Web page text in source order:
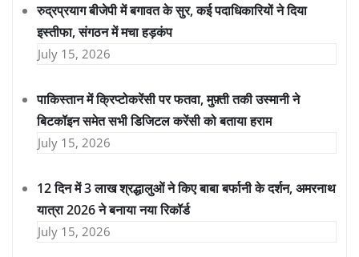
रुद्रप्रयाग बीजेपी में बगावत के सुर, कई पदाधिकारियों ने दिया
इस्तीफा, संगठन में मचा हड़कंप
July 15, 2026
पाकिस्तान में क्रिप्टोकरेंसी पर फतवा, मुफ़्ती तकी उस्मानी ने
बिटकॉइन समेत सभी डिजिटल करेंसी को बताया हराम
July 15, 2026
12 दिन में 3 लाख श्रद्धालुओं ने किए बाबा बर्फानी के दर्शन, अमरनाथ
यात्रा 2026 ने बनाया नया रिकॉर्ड
July 15, 2026